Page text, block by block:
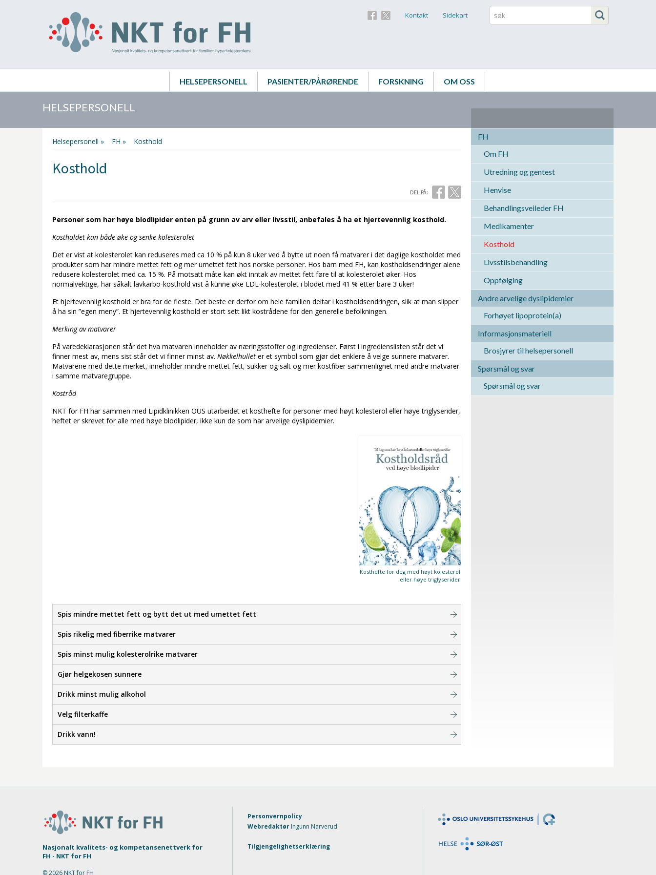
Kontakt Sidekart
HELSEPERSONELL PASIENTER/PÅRØRENDE FORSKNING OM OSS
HELSEPERSONELL
FH
Om FH
Utredning og gentest
Henvise
Behandlingsveileder FH
Medikamenter
Kosthold
Livsstilsbehandling
Oppfølging
Andre arvelige dyslipidemier
Forhøyet lipoprotein(a)
Informasjonsmateriell
Brosjyrer til helsepersonell
Spørsmål og svar
Spørsmål og svar
Helsepersonell » FH » Kosthold
Kosthold
DEL PÅ:
Personer som har høye blodlipider enten på grunn av arv eller livsstil, anbefales å ha et hjertevennlig kosthold.
Kostholdet kan både øke og senke kolesterolet
Det er vist at kolesterolet kan reduseres med ca 10 % på kun 8 uker ved å bytte ut noen få matvarer i det daglige kostholdet med
produkter som har mindre mettet fett og mer umettet fett hos norske personer. Hos barn med FH, kan kostholdsendringer alene
redusere kolesterolet med ca. 15 %. På motsatt måte kan økt inntak av mettet fett føre til at kolesterolet øker. Hos
normalvektige, har såkalt lavkarbo-kosthold vist å kunne øke LDL-kolesterolet i blodet med 41 % etter bare 3 uker!
Et hjertevennlig kosthold er bra for de fleste. Det beste er derfor om hele familien deltar i kostholdsendringen, slik at man slipper
å ha sin ”egen meny”. Et hjertevennlig kosthold er stort sett likt kostrådene for den generelle befolkningen.
Merking av matvarer
På varedeklarasjonen står det hva matvaren inneholder av næringsstoffer og ingredienser. Først i ingredienslisten står det vi
finner mest av, mens sist står det vi finner minst av. Nøkkelhullet er et symbol som gjør det enklere å velge sunnere matvarer.
Matvarene med dette merket, inneholder mindre mettet fett, sukker og salt og mer kostfiber sammenlignet med andre matvarer
i samme matvaregruppe.
Kostråd
NKT for FH har sammen med Lipidklinikken OUS utarbeidet et kosthefte for personer med høyt kolesterol eller høye triglyserider,
heftet er skrevet for alle med høye blodlipider, ikke kun de som har arvelige dyslipidemier.
Kosthefte for deg med høyt kolesterol
eller høye triglyserider
Spis mindre mettet fett og bytt det ut med umettet fett
Spis rikelig med fiberrike matvarer
Spis minst mulig kolesterolrike matvarer
Gjør helgekosen sunnere
Drikk minst mulig alkohol
Velg filterkaffe
Drikk vann!
Nasjonalt kvalitets- og kompetansenettverk for
FH - NKT for FH
© 2026 NKT for FH
Personvernpolicy
Webredaktør Ingunn Narverud
Tilgjengelighetserklæring